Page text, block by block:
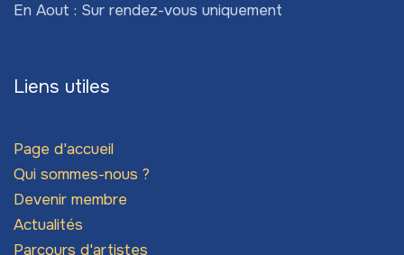
En Aout : Sur rendez-vous uniquement
Liens utiles
Page d'accueil
Qui sommes-nous ?
Devenir membre
Actualités
Parcours d'artistes